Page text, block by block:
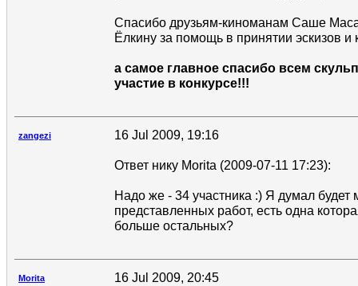
Спасибо друзьям-киноманам Саше
Ёлкину за помощь в принятии эскизов и
а самое главное спасибо всем
участие в конкурсе!!!
zangezi 16 Jul 2009, 19:16
Ответ нику Morita (2009-07-11 17:23):
Надо же - 34 участника :) Я думал будет
представленных работ, есть одна
больше остальных?
Morita 16 Jul 2009, 20:45